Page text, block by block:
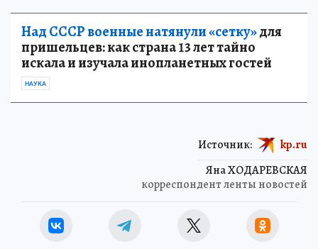
Над СССР военные натянули «сетку»для
пришельцев: как страна 13 лет тайно
искала и изучала инопланетных гостей
НАУКА
Яна ХОДАРЕВСКАЯ
корреспондент ленты новостей
Источник: kp.ru